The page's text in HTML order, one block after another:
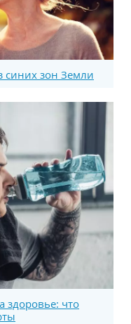
синих зон Земли
здоровье: что